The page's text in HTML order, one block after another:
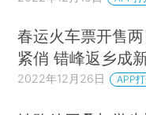
春运火车票开售
紧俏 错峰返乡成
2022年12月26日 APP